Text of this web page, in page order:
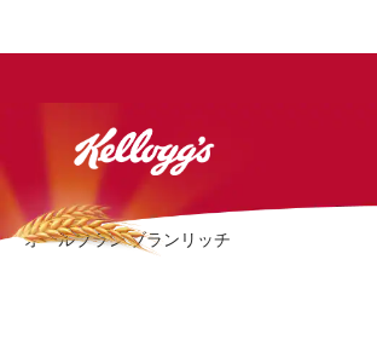
to
ケロッグのブランド
オールブラン ブランリッチ